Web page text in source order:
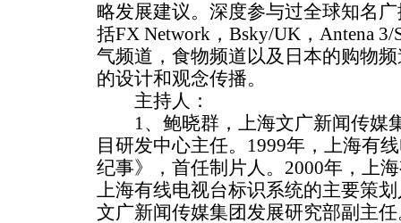
略发展建议。深度参与过全球知名
括FX Network，Bsky/UK，Antena 3/
气频道，食物频道以及日本的购物
的设计和观念传播。
主持人：
1、鲍晓群，上海文广新闻传媒
目研发中心主任。1999年，上海有
纪事》，首任制片人。2000年，上
上海有线电视台标识系统的主要策
文广新闻传媒集团发展研究部副主